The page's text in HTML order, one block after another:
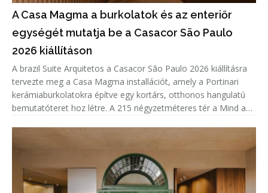
A Casa Magma a burkolatok és az enteriőr
egységét mutatja be a Casacor São Paulo
2026 kiállításon
A brazil Suite Arquitetos a Casacor São Paulo 2026 kiállításra
tervezte meg a Casa Magma installációt, amely a Portinari
kerámiaburkolatokra építve egy kortárs, otthonos hangulatú
bemutatóteret hoz létre. A 215 négyzetméteres tér a Mind and